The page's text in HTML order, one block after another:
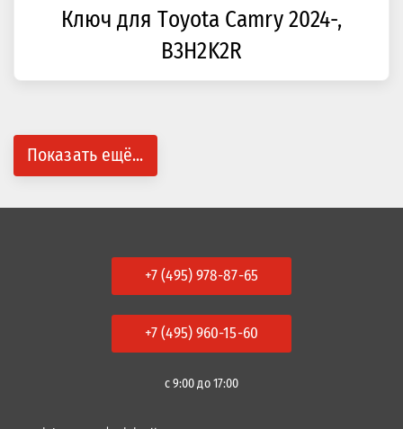
Ключ для Toyota Camry 2024-,
B3H2K2R
Показать ещё...
+7 (495) 978-87-65
+7 (495) 960-15-60
с 9:00 до 17:00